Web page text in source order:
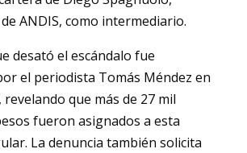
ANDIS, como intermediario.
desató el escándalo fue
el periodista Tomás Méndez en
revelando que más de 27 mil
fueron asignados a esta
La denuncia también solicita